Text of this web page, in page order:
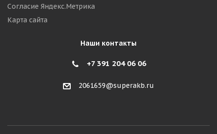
Согласие Яндекс.Метрика
Карта сайта
Наши контакты
+7 391 204 06 06
2061659@superakb.ru